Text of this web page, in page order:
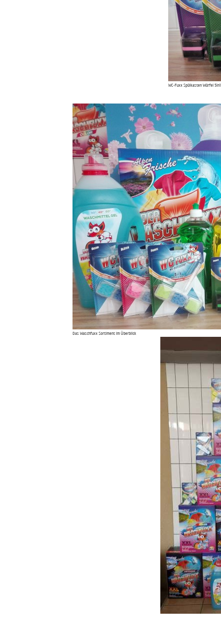
WC-Fuxx Spülkasten Würfel
Das Waschfuxx Sortiment im Überblick